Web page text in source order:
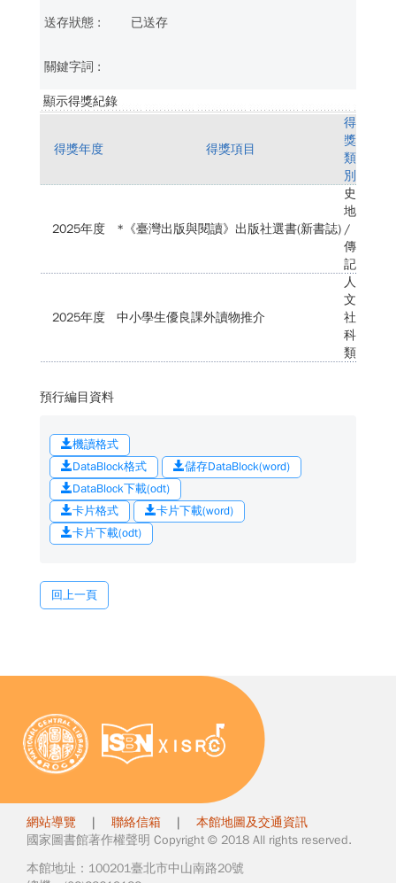
已送存
顯示得獎紀錄
得獎年度 得獎項目
得
獎
類
別
2025年度 *《臺灣出版與閱讀》出版社選書(新書誌)
史
地
/
傳
記
2025年度 中小學生優良課外讀物推介
人
文
社
科
類
預行編目資料
機讀格式
DataBlock格式
儲存DataBlock(word)
DataBlock下載(odt)
卡片格式
卡片下載(word)
卡片下載(odt)
回上一頁
網站導覽 | 聯絡信箱 | 本館地圖及交通資訊
國家圖書館著作權聲明 Copyright © 2018 All rights reserved.
本館地址：100201臺北市中山南路20號